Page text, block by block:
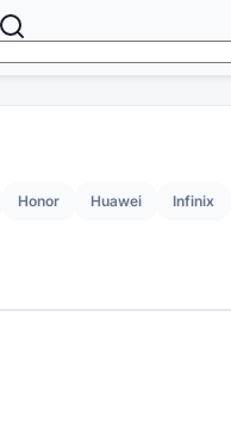
Honor Huawei Infinix